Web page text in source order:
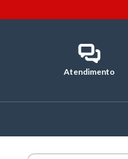
Atendimento